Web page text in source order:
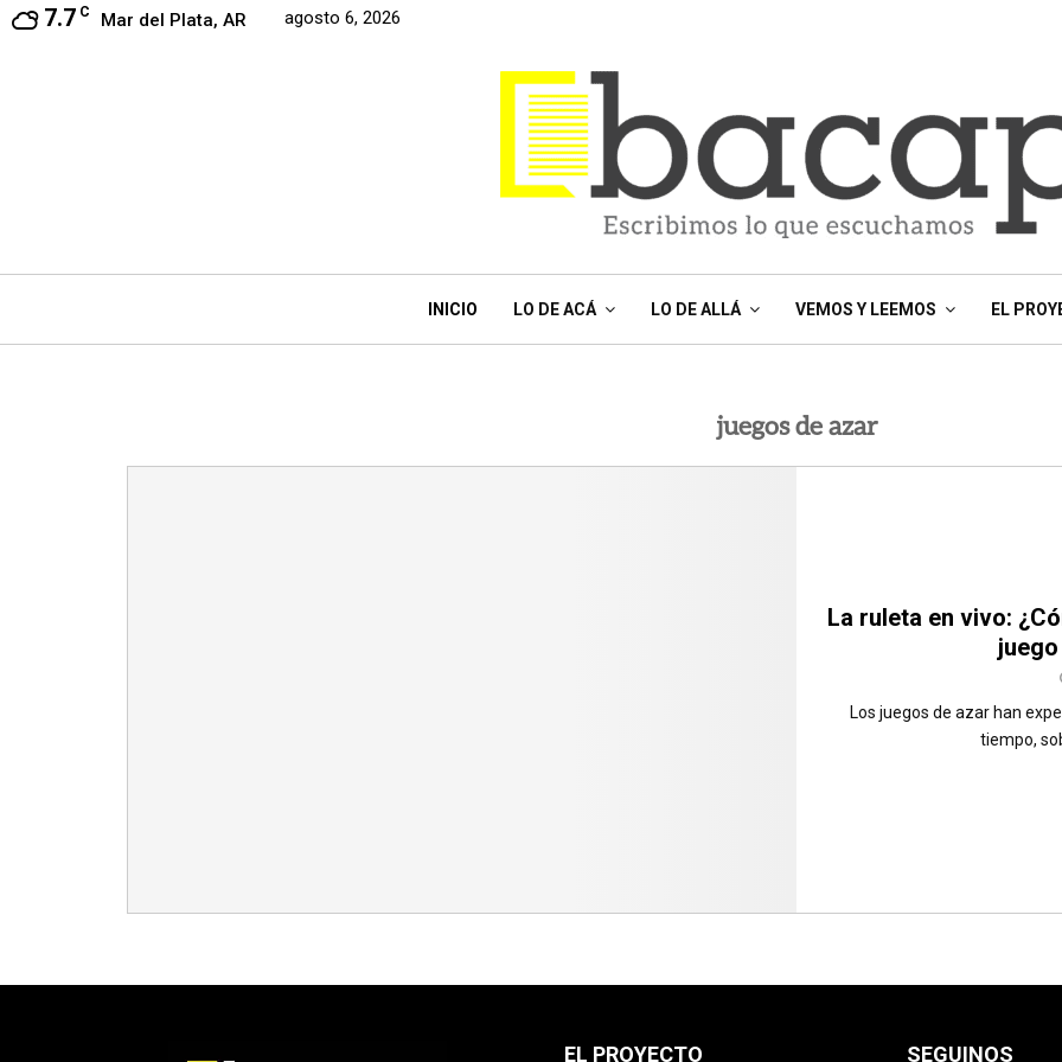
7.7 C Mar del Plata, AR agosto 6, 2026
INICIO LO DE ACÁ LO DE ALLÁ VEMOS Y LEEMOS EL
juegos de azar
La ruleta en vivo:
Los juegos de azar han
tiempo,
EL PROYECTO SEGUINOS